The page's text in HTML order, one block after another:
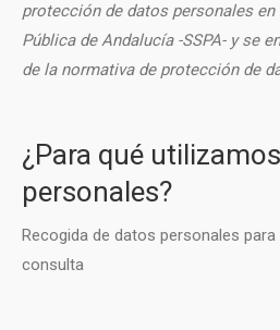
protección de datos personales
Pública de Andalucía -SSPA- y se
de la normativa de protección de
¿Para qué
personales?
Recogida de datos personales
consulta